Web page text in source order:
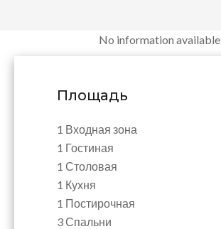
No information available
Площадь
1 Входная зона
1 Гостиная
1 Столовая
1 Кухня
1 Постирочная
3 Спальни